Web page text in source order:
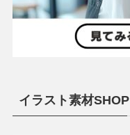
イラスト素材SHOP